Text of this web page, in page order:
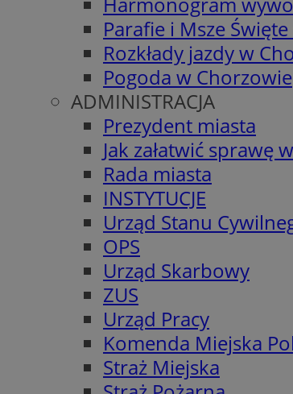
Parafie i Msze
Rozkłady jazdy w
Pogoda w Chorzowie
ADMINISTRACJA
Prezydent miasta
Jak załatwić sprawę
Rada miasta
INSTYTUCJE
Urząd Stanu
OPS
Urząd Skarbowy
ZUS
Urząd Pracy
Komenda Miejska
Straż Miejska